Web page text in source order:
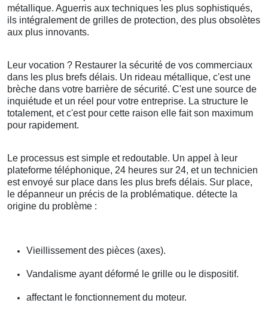
métallique. Aguerris aux techniques les plus sophistiqués,
ils intégralement de grilles de protection, des plus obsolètes
aux plus innovants.
Leur vocation ? Restaurer la sécurité de vos commerciaux
dans les plus brefs délais. Un rideau métallique, c'est une
brèche dans votre barrière de sécurité. C'est une source de
inquiétude et un réel pour votre entreprise. La structure le
totalement, et c'est pour cette raison elle fait son maximum
pour rapidement.
Le processus est simple et redoutable. Un appel à leur
plateforme téléphonique, 24 heures sur 24, et un technicien
est envoyé sur place dans les plus brefs délais. Sur place,
le dépanneur un précis de la problématique. détecte la
origine du problème :
Vieillissement des pièces (axes).
Vandalisme ayant déformé le grille ou le dispositif.
affectant le fonctionnement du moteur.